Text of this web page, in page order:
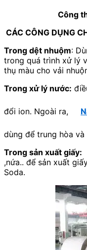
Công
CÁC CÔNG DỤNG
Trong dệt nhuộm:
trong quá trình xử lý
thụ màu cho vải
Trong xử lý nước:
đổi ion. Ngoài ra,
dùng để trung hòa
Trong sản xuất giấy:
,nứa.. để sản xuất
Soda.